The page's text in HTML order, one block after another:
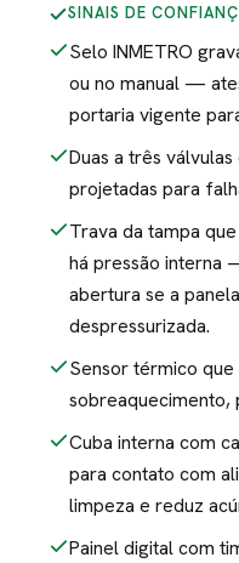
SINAIS DE
Selo INMETRO
ou no manual —
portaria vigente
Duas a três
projetadas para
Trava da tampa
há pressão interna
abertura se a
despressurizada.
Sensor térmico
sobreaquecimento,
Cuba interna com
para contato com
limpeza e reduz
Painel digital com